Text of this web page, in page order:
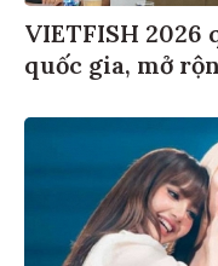
VIETFISH 2026
quốc gia, mở